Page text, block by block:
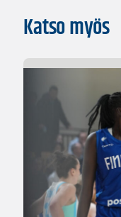
Katso myös